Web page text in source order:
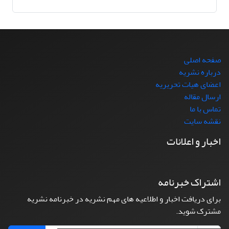
صفحه اصلی
درباره نشریه
اعضای هیات تحریریه
ارسال مقاله
تماس با ما
نقشه سایت
اخبار و اعلانات
اشتراک خبرنامه
برای دریافت اخبار و اطلاعیه های مهم نشریه در خبرنامه نشریه
مشترک شوید.